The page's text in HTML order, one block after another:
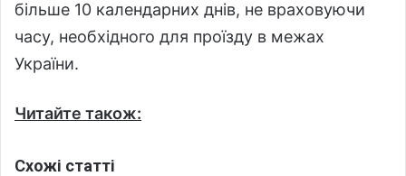
більше 10 календарних днів, не враховуючи
часу, необхідного для проїзду в межах
України.
Читайте також:
Схожі статті